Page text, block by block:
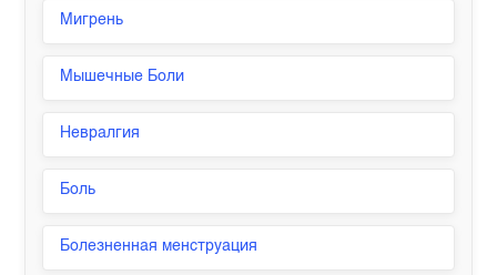
Мигрень
Мышечные Боли
Невралгия
Боль
Болезненная менструация